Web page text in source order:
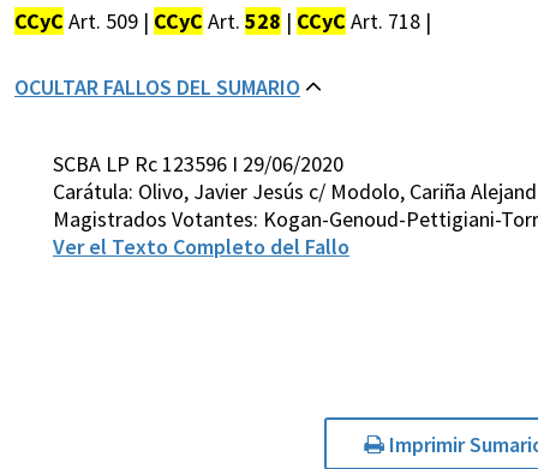
CCyC Art. 509 | CCyC Art. 528 | CCyC Art. 718 |
OCULTAR FALLOS DEL SUMARIO
SCBA LP Rc 123596 I 29/06/2020
Carátula: Olivo, Javier Jesús c/ Modolo, Cariña
Magistrados Votantes: Kogan-Genoud-Pettigiani-
Ver el Texto Completo del Fallo
Imprimir